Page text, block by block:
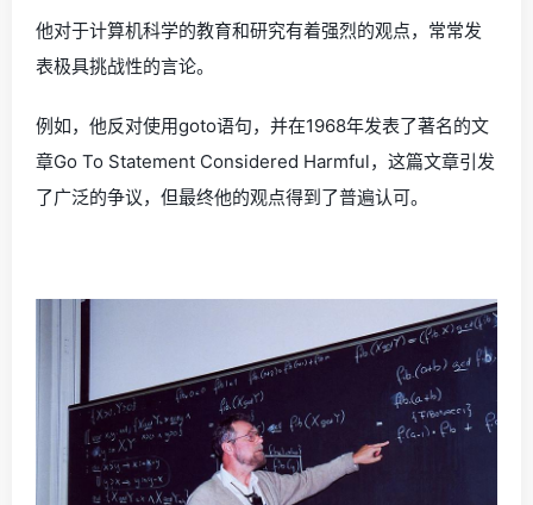
他对于计算机科学的教育和研究有着强烈的观点，常常发
表极具挑战性的言论。
例如，他反对使用goto语句，并在1968年发表了著名的文
章Go To Statement Considered Harmful，这篇文章引发
了广泛的争议，但最终他的观点得到了普遍认可。